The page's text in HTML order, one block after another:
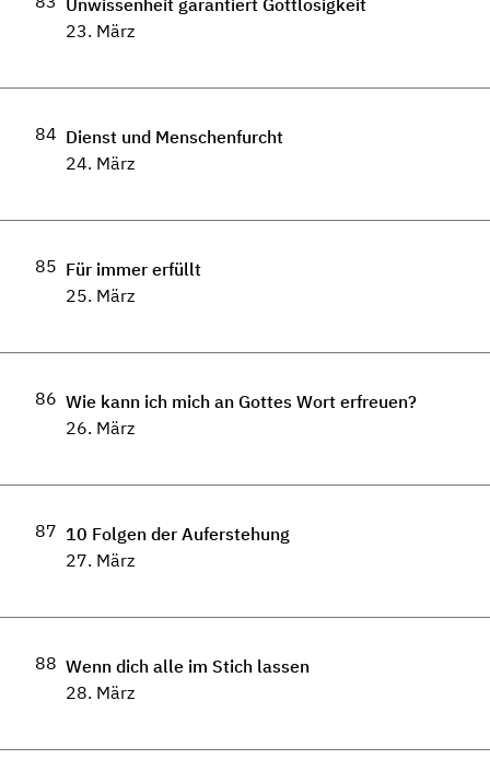
Unwissenheit garantiert Gottlosigkeit
23. März
84 Dienst und Menschenfurcht
24. März
85 Für immer erfüllt
25. März
86 Wie kann ich mich an Gottes Wort erfreuen?
26. März
87 10 Folgen der Auferstehung
27. März
88 Wenn dich alle im Stich lassen
28. März